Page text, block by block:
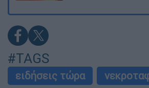
#TAGS
ειδήσεις τώρα